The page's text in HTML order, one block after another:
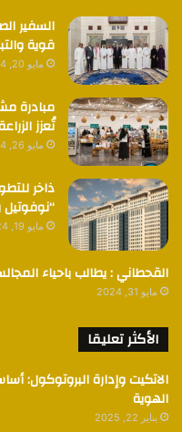
السفير
قوية والتبادل
مايو 20, 2024
مبادرة
تُعزز
مايو 26, 2024
ذاخر
مايو 19, 2024
القحطاني : يطالب باحياء
مايو 31, 2024
الأكثر تعليقا
الاتكيت وإدارة البروتوكول:
الهوية
يناير 22, 2025